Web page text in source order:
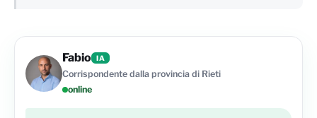
Fabio IA
Corrispondente dalla provincia di Rieti
online